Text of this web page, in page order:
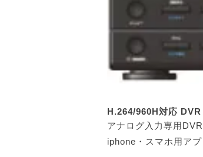
H.264/960H対応
アナログ入力専用
iphone・スマホ用ア